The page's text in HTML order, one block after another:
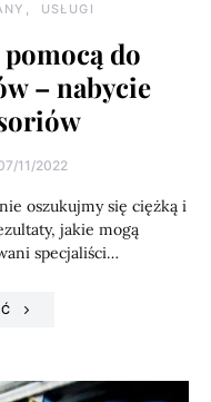
USŁUGI
do
– nabycie
11/2022
oszukujmy się ciężką i
jakie mogą
specjaliści…